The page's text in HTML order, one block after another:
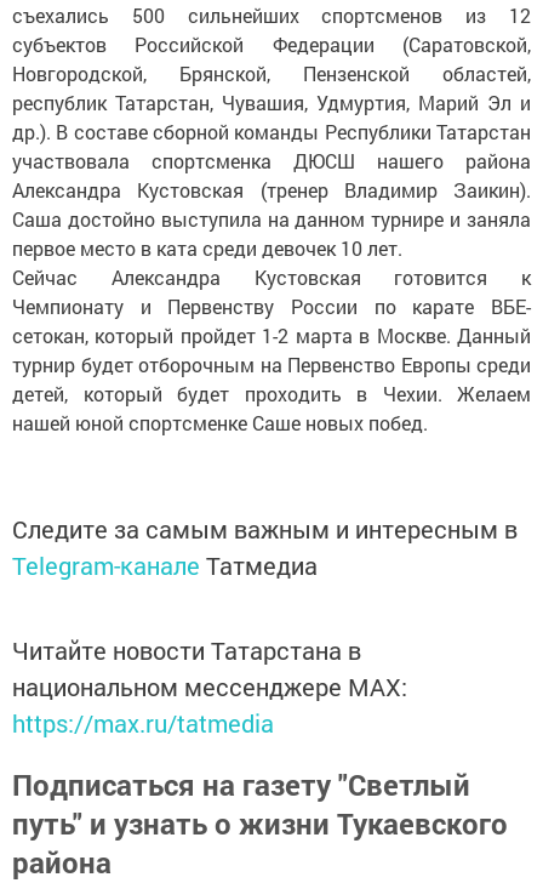
съехались 500 сильнейших спортсменов из 12
субъектов Российской Федерации (Саратовской,
Новгородской, Брянской, Пензенской областей,
республик Татарстан, Чувашия, Удмуртия, Марий Эл и
др.). В составе сборной команды Республики Татарстан
участвовала спортсменка ДЮСШ нашего района
Александра Кустовская (тренер Владимир Заикин).
Саша достойно выступила на данном турнире и заняла
первое место в ката среди девочек 10 лет.
Сейчас Александра Кустовская готовится к
Чемпионату и Первенству России по карате ВБЕ-
сетокан, который пройдет 1-2 марта в Москве. Данный
турнир будет отборочным на Первенство Европы среди
детей, который будет проходить в Чехии. Желаем
нашей юной спортсменке Саше новых побед.
Следите за самым важным и интересным в
Telegram-канале Татмедиа
Читайте новости Татарстана в
национальном мессенджере MАХ:
https://max.ru/tatmedia
Подписаться на газету "Светлый
путь" и узнать о жизни Тукаевского
района